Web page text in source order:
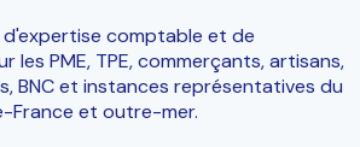
comptable et de
les PME, TPE, commerçants, artisans,
BNC et instances représentatives du
France et outre-mer.